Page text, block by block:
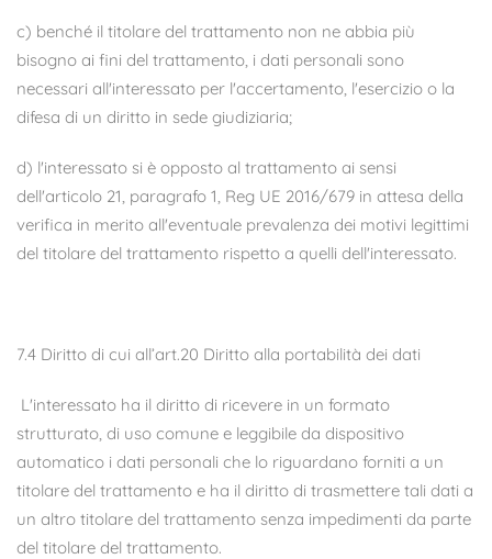
c) benché il titolare del trattamento non ne abbia più
bisogno ai fini del trattamento, i dati personali sono
necessari all'interessato per l'accertamento, l'esercizio o la
difesa di un diritto in sede giudiziaria;
d) l'interessato si è opposto al trattamento ai sensi
dell'articolo 21, paragrafo 1, Reg UE 2016/679 in attesa della
verifica in merito all'eventuale prevalenza dei motivi legittimi
del titolare del trattamento rispetto a quelli dell'interessato.
7.4 Diritto di cui all’art.20 Diritto alla portabilità dei dati
L'interessato ha il diritto di ricevere in un formato
strutturato, di uso comune e leggibile da dispositivo
automatico i dati personali che lo riguardano forniti a un
titolare del trattamento e ha il diritto di trasmettere tali dati a
un altro titolare del trattamento senza impedimenti da parte
del titolare del trattamento.